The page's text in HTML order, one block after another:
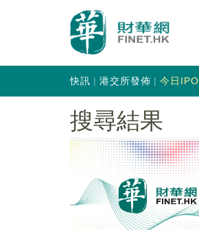
快訊 港交所發佈 今日IPO
搜尋結果